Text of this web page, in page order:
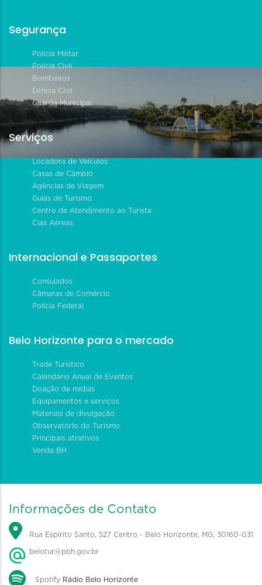
Segurança
Polícia Militar
Polícia Civil
Bombeiros
Defesa Civil
Guarda Municipal
Serviços
Locadora de Veículos
Casas de Câmbio
Agências de Viagem
Guias de Turismo
Centro de Atendimento ao Turista
Cias Aéreas
Internacional e Passaportes
Consulados
Câmaras de Comércio
Polícia Federal
Belo Horizonte para o mercado
Trade Turístico
Calendário Anual de Eventos
Doação de mídias
Equipamentos e serviços
Materiais de divulgação
Observatório do Turismo
Principais atrativos
Venda BH
Informações de Contato
Rua Espírito Santo, 527 Centro - Belo Horizonte, MG, 30160-031
belotur@pbh.gov.br
Spotify Rádio Belo Horizonte